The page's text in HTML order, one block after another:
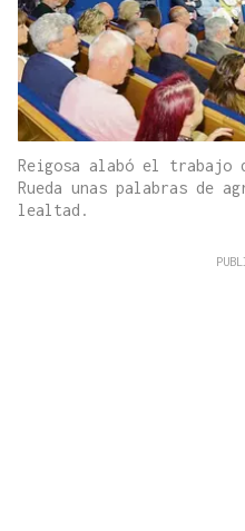
Reigosa alabó el trabajo
Rueda unas palabras de
lealtad.